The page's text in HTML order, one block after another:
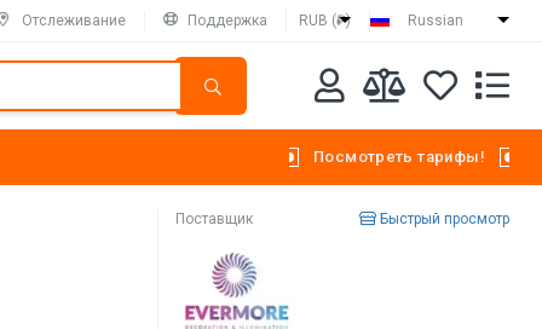
Отслеживание Поддержка RUB (₽) Russian
Посмотреть тарифы!
Поставщик Быстрый просмотр